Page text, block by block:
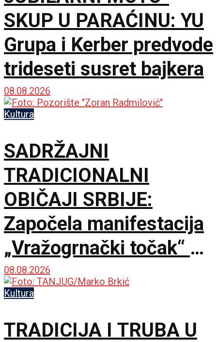
SKUP U PARAĆINU: YU
Grupa i Kerber predvode
trideseti susret bajkera
08.08.2026
Kultura
SADRŽAJNI
TRADICIONALNI
OBIČAJI SRBIJE:
Započela manifestacija
„Vražogrnački točak“ u
porti Hrama Svete
Trojice
08.08.2026
Kultura
TRADICIJA I TRUBA U